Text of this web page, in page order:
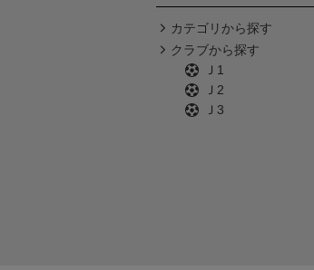
カテゴリから探す
クラブから探す
Ｊ1
Ｊ2
Ｊ3